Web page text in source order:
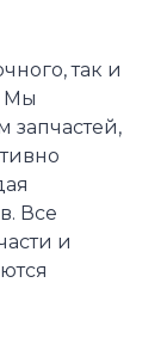
так и
Мы
запчастей,
Все
и